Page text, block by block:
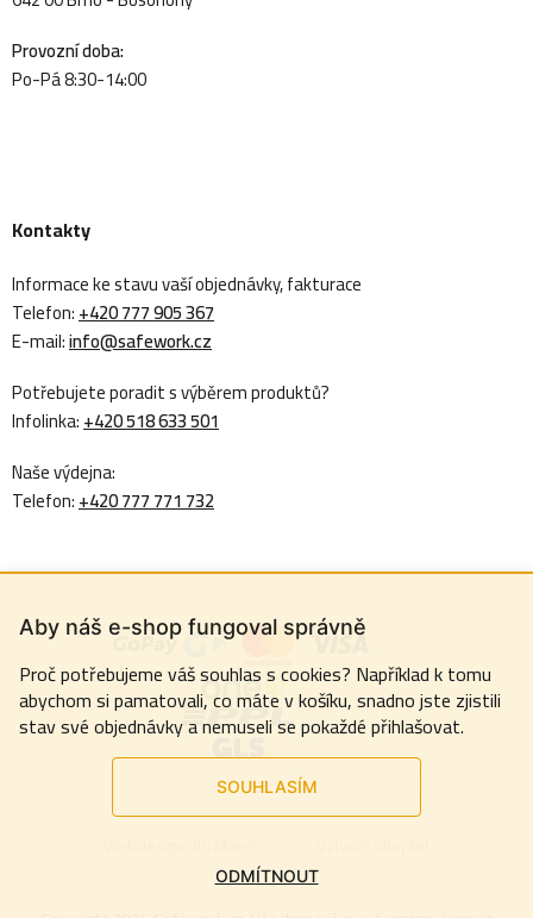
Aby náš e-shop fungoval správně
Proč potřebujeme váš souhlas s cookies? Například k tomu
abychom si pamatovali, co máte v košíku, snadno jste zjistili
stav své objednávky a nemuseli se pokaždé přihlašovat.
SOUHLASÍM
ODMÍTNOUT
Provozní doba:
Po-Pá 8:30-14:00
Kontakty
Informace ke stavu vaší objednávky, fakturace
Telefon:+420 777 905 367
E-mail:info@safework.cz
Potřebujete poradit s výběrem produktů?
Infolinka:+420 518 633 501
Naše výdejna:
Telefon:+420 777 771 732